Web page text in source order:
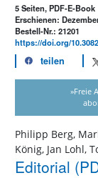
5 Seiten, PDF-E-Book
Erschienen:
Bestell-Nr.: 21201
https://doi.org/
teilen
»Freie
Philipp Berg,
König, Jan Lohl,
Editorial